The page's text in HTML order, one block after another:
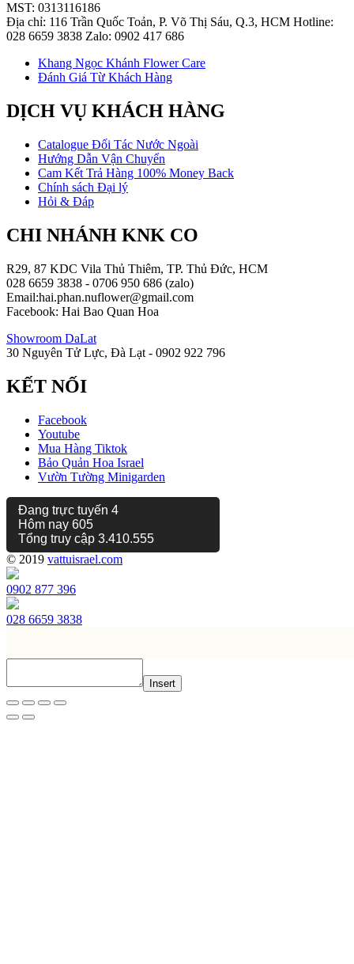
MST: 0313116186
Địa chỉ: 116 Trần Quốc Toản, P. Võ Thị Sáu, Q.3, HCM Hotline:
028 6659 3838 Zalo: 0902 417 686
Khang Ngọc Khánh Flower Care
Đánh Giá Từ Khách Hàng
DỊCH VỤ KHÁCH HÀNG
Catalogue Đối Tác Nước Ngoài
Hướng Dẫn Vận Chuyển
Cam Kết Trả Hàng 100% Money Back
Chính sách Đại lý
Hỏi & Đáp
CHI NHÁNH KNK CO
R29, 87 KDC Vila Thủ Thiêm, TP. Thủ Đức, HCM
028 6659 3838 - 0706 950 686 (zalo)
Email:hai.phan.nuflower@gmail.com
Facebook: Hai Bao Quan Hoa
Showroom DaLat
30 Nguyên Tử Lực, Đà Lạt - 0902 922 796
KẾT NỐI
Facebook
Youtube
Mua Hàng Tiktok
Bảo Quản Hoa Israel
Vườn Tường Minigarden
Đang trực tuyến 4
Hôm nay 605
Tổng truy cập 3.410.555
© 2019 vattuisrael.com
0902 877 396
028 6659 3838
Insert